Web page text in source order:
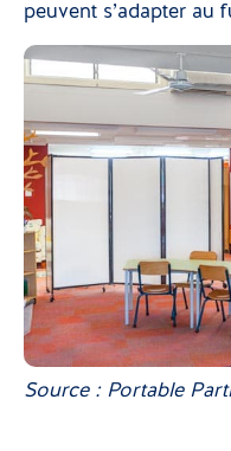
peuvent s’adapter au
Source : Portable